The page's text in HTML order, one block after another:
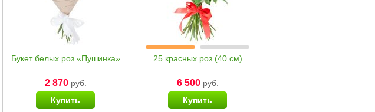
Букет белых роз «Пушинка»
2 870руб.
Купить
25 красных роз (40 см)
6 500руб.
Купить